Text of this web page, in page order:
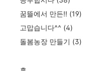
꿈뜰에서 만든!! (19)
고맙습니다^^ (4)
돌봄농장 만들기 (3)